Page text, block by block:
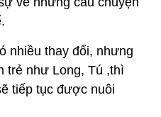
nhiều thay đổi, nhưng
trẻ như Long, Tú ,thì
tiếp tục được nuôi